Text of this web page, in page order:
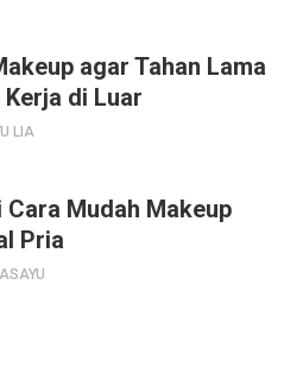
agar Tahan Lama
Kerja di Luar
LIA
Cara Mudah Makeup
Pria